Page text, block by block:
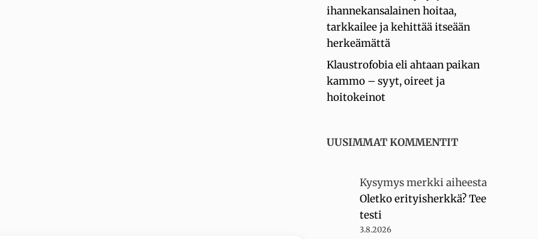
ihannekansalainen hoitaa,
tarkkailee ja kehittää itseään
herkeämättä
Klaustrofobia eli ahtaan paikan
kammo – syyt, oireet ja
hoitokeinot
UUSIMMAT KOMMENTIT
Kysymys merkki aiheesta
Oletko erityisherkkä? Tee
testi
3.8.2026